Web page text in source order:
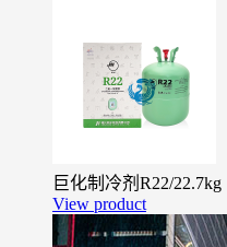
巨化制冷剂R22/22.7kg
View product